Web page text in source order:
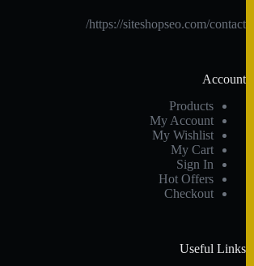
https://siteshopseo.com/contact/
Account
Products
My Account
My Wishlist
My Cart
Sign In
Hot Offers
Checkout
Useful Links